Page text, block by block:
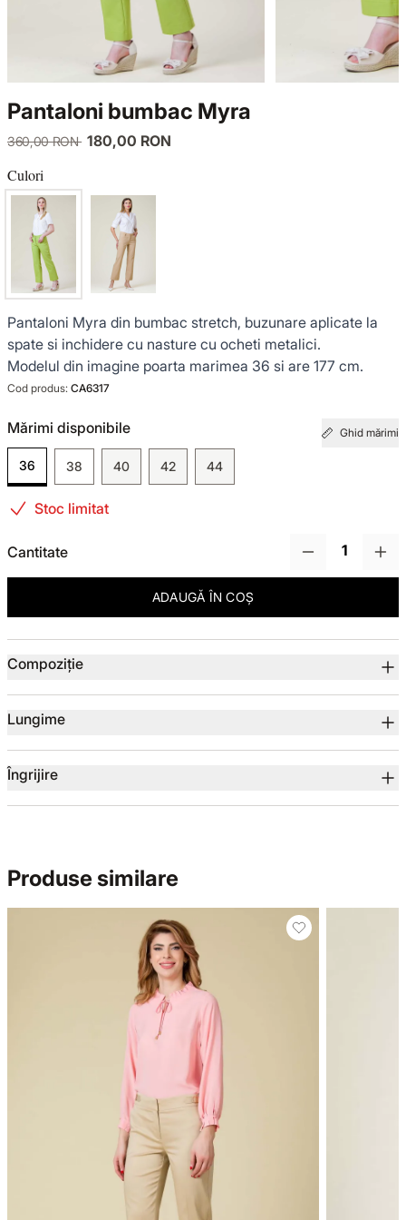
Pantaloni bumbac Myra
360,00 RON 180,00 RON
Culori
Pantaloni Myra din bumbac stretch, buzunare aplicate la
spate si inchidere cu nasture cu ocheti metalici.
Modelul din imagine poarta marimea 36 si are 177 cm.
Cod produs: CA6317
Mărimi disponibile Ghid mărimi
36 38 40 42 44
Stoc limitat
Cantitate
ADAUGĂ ÎN COȘ
Compoziție
Lungime
Îngrijire
Produse similare
GECI ȘI PALTOANE
ȚINUTE DE OCAZIE
NOUTĂȚI
COLECȚIA DIN IN
GARDEROBA DE VACANȚĂ
TOTUL DE LA -50%
GECI ȘI PALTOANE
SACOURI ȘI JACHETE
VEZI TOATE REDUCERILE
SENSE LIMITED EDITION
OFFICE MOOD